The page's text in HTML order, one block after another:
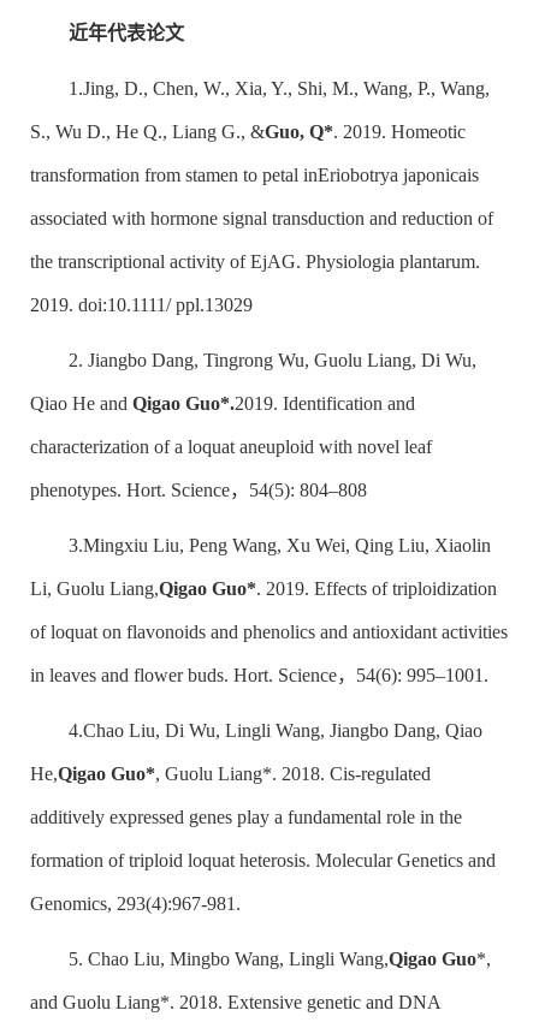
近年代表论文
1.Jing, D., Chen, W., Xia, Y., Shi, M., Wang, P., Wang,
S., Wu D., He Q., Liang G., &Guo, Q*. 2019. Homeotic
transformation from stamen to petal inEriobotrya japonicais
associated with hormone signal transduction and reduction of
the transcriptional activity of EjAG. Physiologia plantarum.
2019. doi:10.1111/ ppl.13029
2. Jiangbo Dang, Tingrong Wu, Guolu Liang, Di Wu,
Qiao He and Qigao Guo*.2019. Identification and
characterization of a loquat aneuploid with novel leaf
phenotypes. Hort. Science，54(5): 804–808
3.Mingxiu Liu, Peng Wang, Xu Wei, Qing Liu, Xiaolin
Li, Guolu Liang,Qigao Guo*. 2019. Effects of triploidization
of loquat on flavonoids and phenolics and antioxidant activities
in leaves and flower buds. Hort. Science，54(6): 995–1001.
4.Chao Liu, Di Wu, Lingli Wang, Jiangbo Dang, Qiao
He,Qigao Guo*, Guolu Liang*. 2018. Cis-regulated
additively expressed genes play a fundamental role in the
formation of triploid loquat heterosis. Molecular Genetics and
Genomics, 293(4):967-981.
5. Chao Liu, Mingbo Wang, Lingli Wang,Qigao Guo*,
and Guolu Liang*. 2018. Extensive genetic and DNA